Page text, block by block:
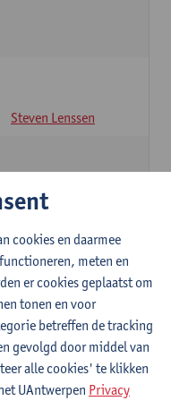
Steven Lenssen
Kris Annaert
Fabri
cookies en daarmee
meten en
er cookies geplaatst om
tonen en voor
betreffen de tracking
gevolgd door middel van
alle cookies' te klikken
UAntwerpen Privacy